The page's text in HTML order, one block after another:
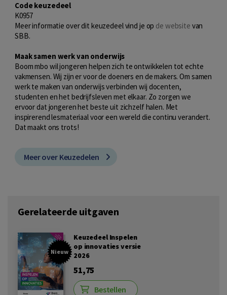
Code keuzedeel
K0957
Meer informatie over dit keuzedeel vind je op de website van
SBB.
Maak samen werk van onderwijs
Boom mbo wil jongeren helpen zich te ontwikkelen tot echte
vakmensen. Wij zijn er voor de doeners en de makers. Om samen
werk te maken van onderwijs verbinden wij docenten,
studenten en het bedrijfsleven met elkaar. Zo zorgen we
ervoor dat jongeren het beste uit zichzelf halen. Met
inspirerend lesmateriaal voor een wereld die continu verandert.
Dat maakt ons trots!
Meer over Keuzedelen
Gerelateerde uitgaven
Nieuw
Keuzedeel Inspelen
op innovaties versie
2026
51,75
Bestellen